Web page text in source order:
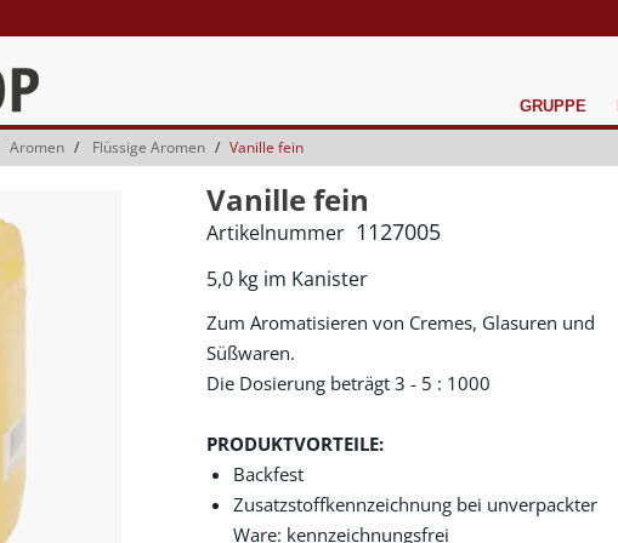
GRUPPE
Aromen Flüssige Aromen Vanille fein
Vanille fein
5,0 kg im Kanister
Artikelnummer 1127005
Zum Aromatisieren von Cremes, Glasuren und
Süßwaren.
Die Dosierung beträgt 3 - 5 : 1000
PRODUKTVORTEILE:
Backfest
Zusatzstoffkennzeichnung bei unverpackter
Ware: kennzeichnungsfrei